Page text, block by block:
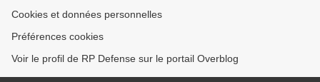
Cookies et données personnelles
Préférences cookies
Voir le profil de RP Defense sur le portail Overblog